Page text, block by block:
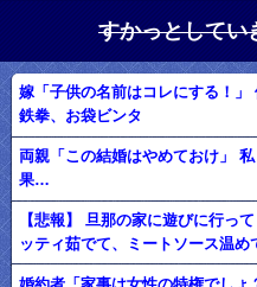
すかっとして
嫁「子供の名前はコレにする！
鉄拳、お袋ビンタ
両親「この結婚はやめておけ」
果…
【悲報】 旦那の家に遊びに行っ
ッティ茹でて、ミートソース温